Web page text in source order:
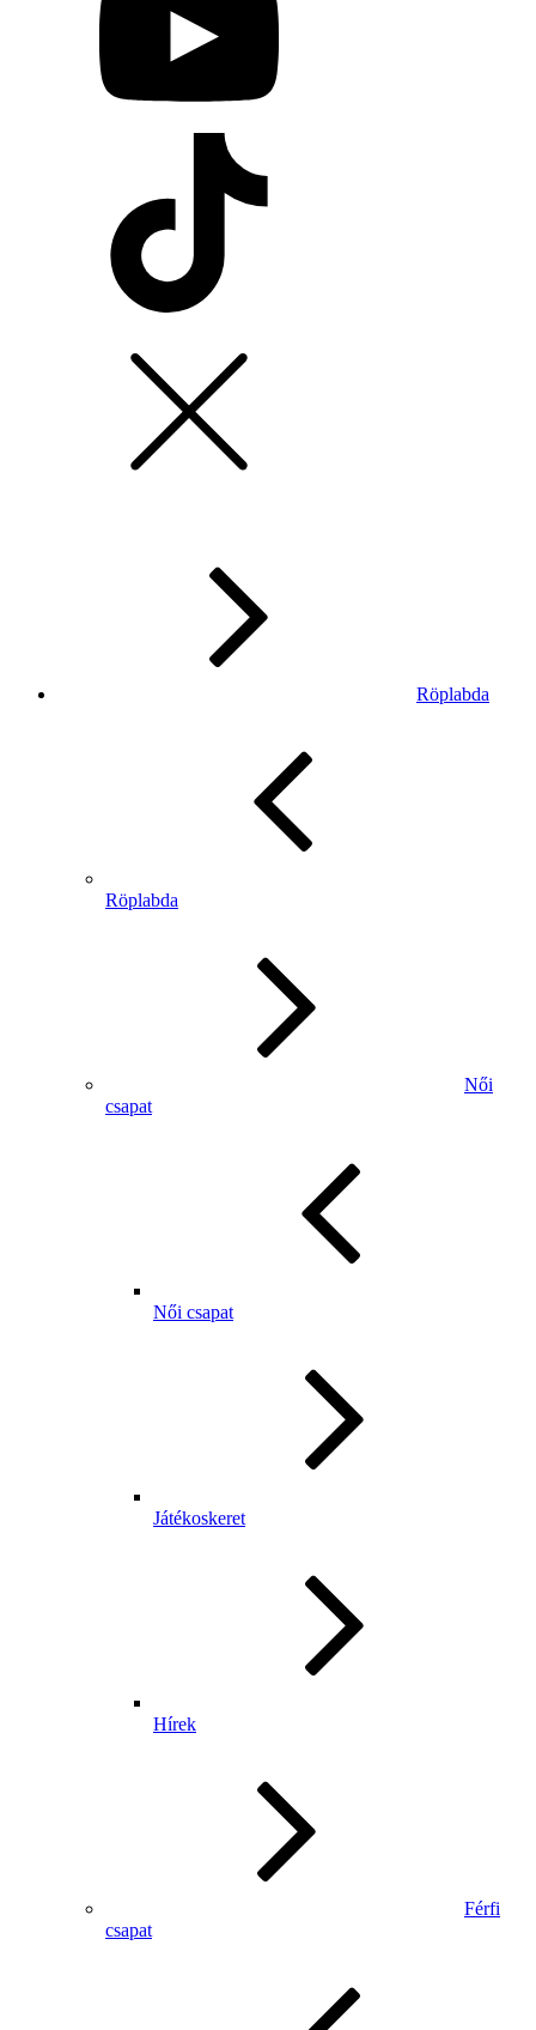
Röplabda
Röplabda
Női
csapat
Női csapat
Játékoskeret
Hírek
Férfi
csapat